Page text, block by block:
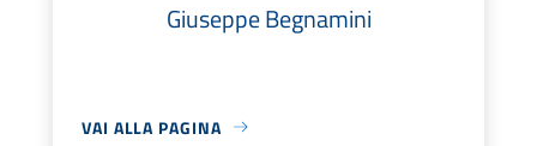
Giuseppe Begnamini
VAI ALLA PAGINA